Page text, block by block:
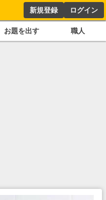
新規登録 ログイン
お題を出す 職人